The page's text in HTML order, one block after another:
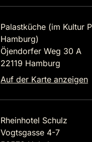
Palastküche (im Kultur
Hamburg)
Öjendorfer Weg 30 A
22119 Hamburg
Auf der Karte anzeigen
Rheinhotel Schulz
Vogtsgasse 4-7